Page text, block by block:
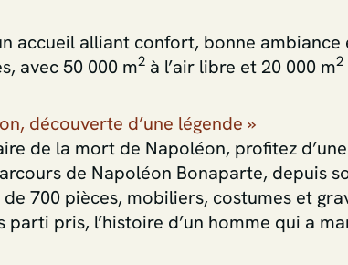
accueil alliant confort, bonne
avec 50 000 m2 à l’air libre et 20 000 m2
découverte d’une légende »
de la mort de Napoléon, profitez
de Napoléon Bonaparte, depuis
de 700 pièces, mobiliers, costumes et
pris, l’histoire d’un homme qui a